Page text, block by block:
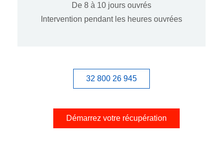
De 8 à 10 jours ouvrés
Intervention pendant les heures ouvrées
32 800 26 945
Démarrez votre récupération